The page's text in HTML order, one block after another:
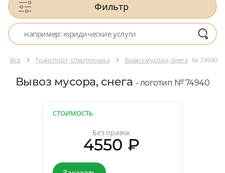
Фильтр
Все Транспорт, спецтехника Вывоз мусора, снега № 74940
Вывоз мусора, снега - логотип № 74940
СТОИМОСТЬ
Без правок
4550 ₽